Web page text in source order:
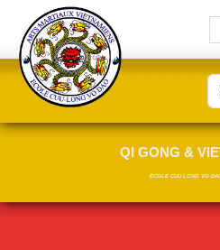
QI GONG &
ÉCOLE CUU LONG VO
Panneau de gestion des cookies